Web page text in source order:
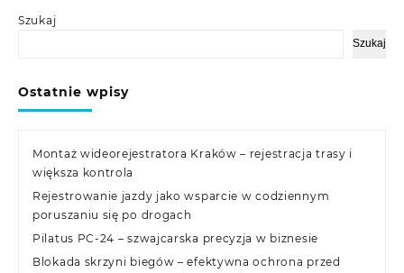
Szukaj
Szukaj
Ostatnie wpisy
Montaż wideorejestratora Kraków – rejestracja trasy i
większa kontrola
Rejestrowanie jazdy jako wsparcie w codziennym
poruszaniu się po drogach
Pilatus PC-24 – szwajcarska precyzja w biznesie
Blokada skrzyni biegów – efektywna ochrona przed